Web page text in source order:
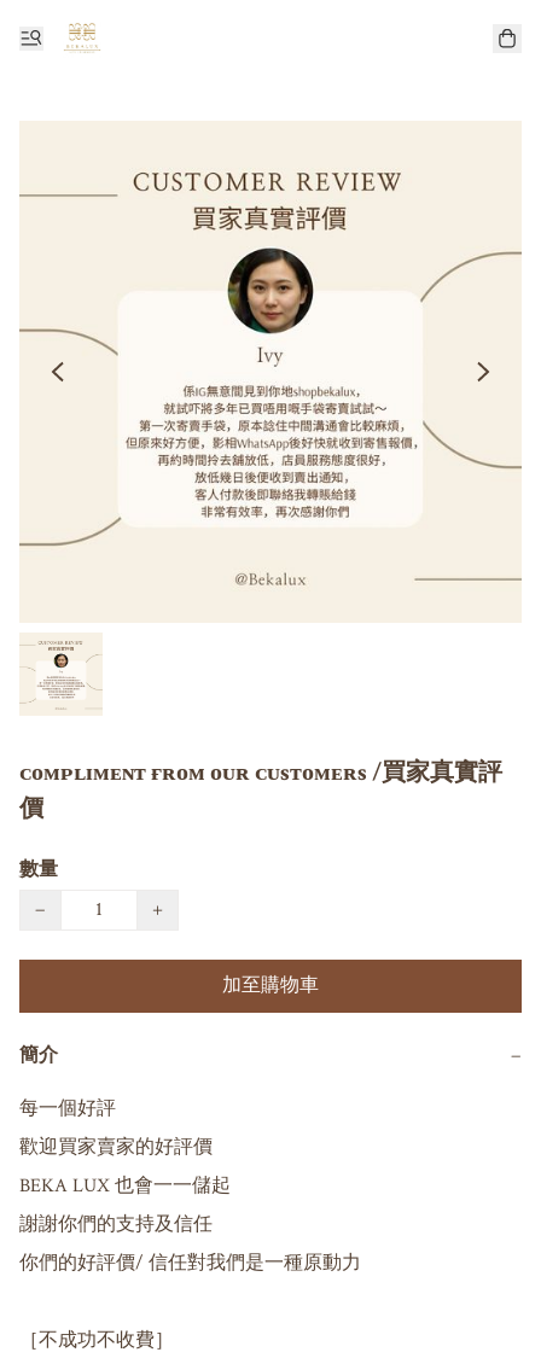
ᴄᴏᴍᴘʟɪᴍᴇɴᴛ ғʀᴏᴍ ᴏᴜʀ ᴄᴜsᴛᴏᴍᴇʀs /買家真實評
價
數量
−
+
加至購物車
簡介 −
每一個好評
歡迎買家賣家的好評價
BEKA LUX 也會一一儲起
謝謝你們的支持及信任
你們的好評價/ 信任對我們是一種原動力
［不成功不收費］